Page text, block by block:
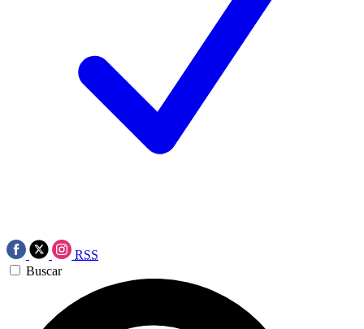
RSS
Buscar